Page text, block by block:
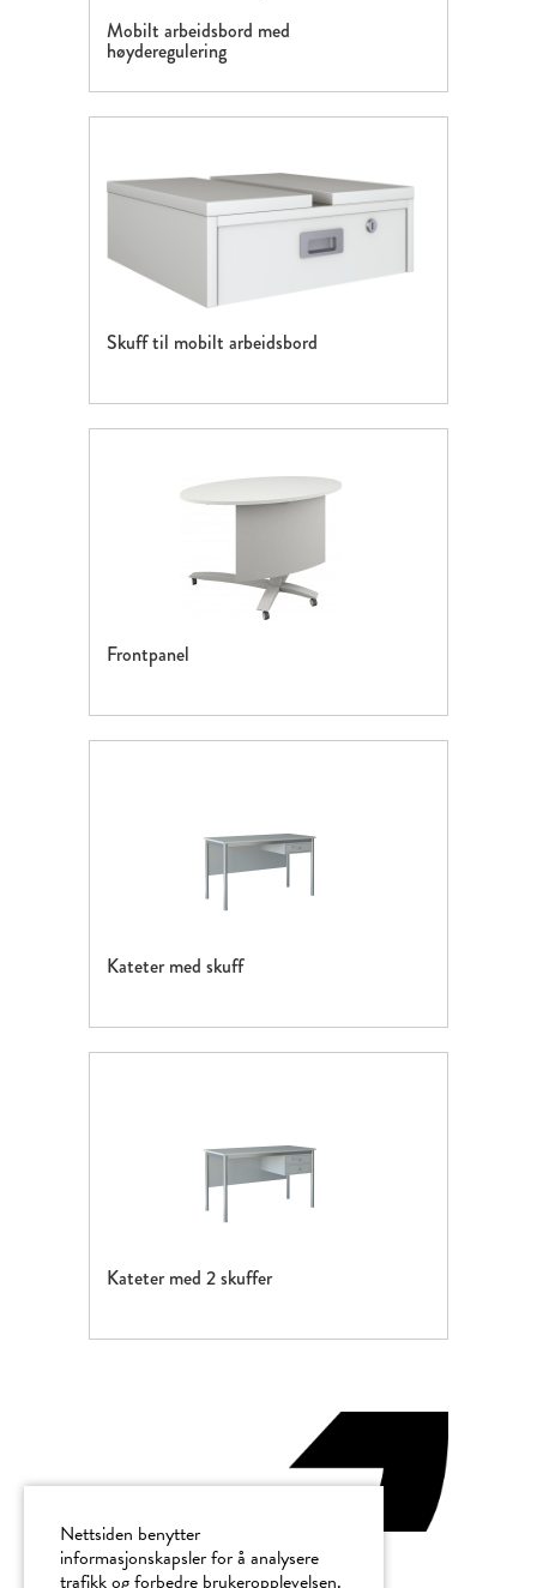
Mobilt arbeidsbord med
høyderegulering
Skuff til mobilt arbeidsbord
Frontpanel
Kateter med skuff
Kateter med 2 skuffer
Nettsiden benytter
informasjonskapsler for å analysere
trafikk og forbedre brukeropplevelsen.